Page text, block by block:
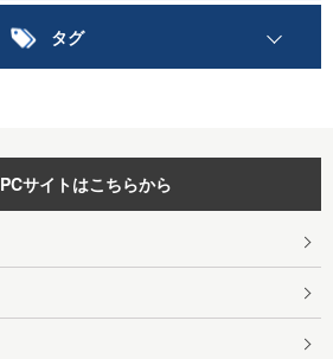
タグ
PCサイトはこちらから